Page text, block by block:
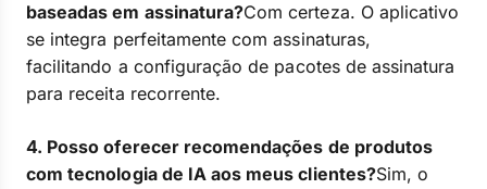
baseadas em assinatura?Com certeza. O aplicativo
se integra perfeitamente com assinaturas,
facilitando a configuração de pacotes de assinatura
para receita recorrente.
4. Posso oferecer recomendações de produtos
com tecnologia de IA aos meus clientes?Sim, o